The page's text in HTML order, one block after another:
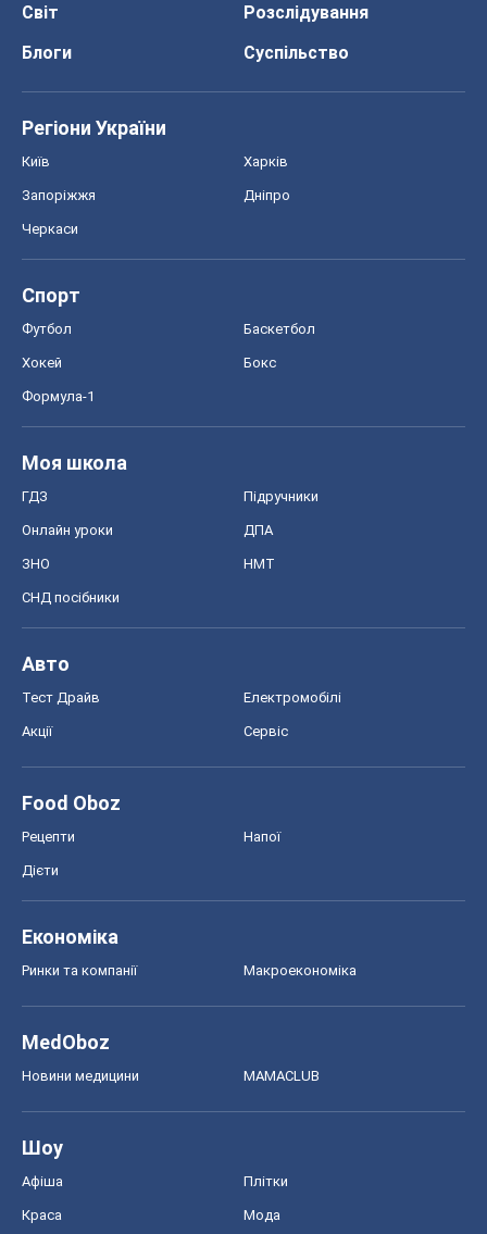
Світ
Розслідування
Блоги
Суспільство
Регіони України
Київ Харків
Запоріжжя Дніпро
Черкаси
Спорт
Футбол Баскетбол
Хокей Бокс
Формула-1
Моя школа
ГДЗ Підручники
Онлайн уроки ДПА
ЗНО НМТ
СНД посібники
Авто
Тест Драйв Електромобілі
Акції Сервіс
Food Oboz
Рецепти Напої
Дієти
Економіка
Ринки та компанії Макроекономіка
MedOboz
Новини медицини MAMACLUB
Шоу
Афіша Плітки
Краса Мода